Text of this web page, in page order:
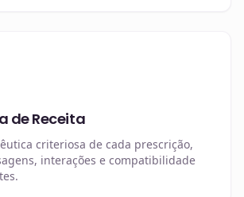
de Receita
criteriosa de cada prescrição,
interações e compatibilidade